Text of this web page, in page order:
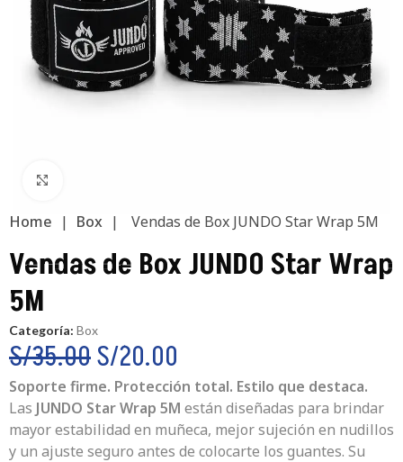
Home | Box | Vendas de Box JUNDO Star Wrap 5M
Vendas de Box JUNDO Star Wrap
5M
Categoría: Box
S/35.00S/20.00
Soporte firme. Protección total. Estilo que destaca.
Las JUNDO Star Wrap 5M están diseñadas para brindar
mayor estabilidad en muñeca, mejor sujeción en nudillos
y un ajuste seguro antes de colocarte los guantes. Su